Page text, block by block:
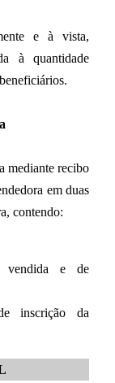
e à vista,
à quantidade
mediante recibo
em duas
contendo:
vendida e de
inscrição da